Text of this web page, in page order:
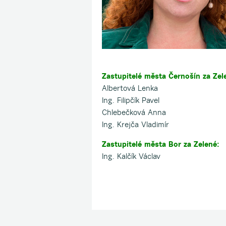
Zastupitelé města Černošín za
Albertová Lenka
Ing. Filipčík Pavel
Chlebečková Anna
Ing. Krejča Vladimír
Zastupitelé města Bor za Zelené:
Ing. Kalčík Václav